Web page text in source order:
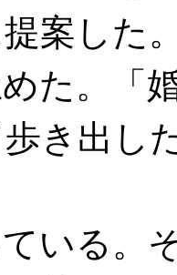
案した
た。「
き出し
いる。